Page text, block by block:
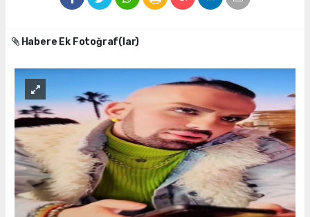
Habere Ek Fotoğraf(lar)